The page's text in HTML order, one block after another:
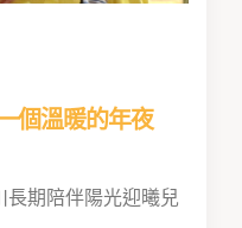
個溫暖的年夜
長期陪伴陽光迎曦兒